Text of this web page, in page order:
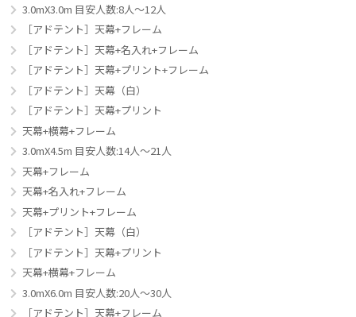
3.0mX3.0m 目安人数:8人～12人
［アドテント］天幕+フレーム
［アドテント］天幕+名入れ+フレーム
［アドテント］天幕+プリント+フレーム
［アドテント］天幕（白）
［アドテント］天幕+プリント
天幕+横幕+フレーム
3.0mX4.5m 目安人数:14人～21人
天幕+フレーム
天幕+名入れ+フレーム
天幕+プリント+フレーム
［アドテント］天幕（白）
［アドテント］天幕+プリント
天幕+横幕+フレーム
3.0mX6.0m 目安人数:20人～30人
［アドテント］天幕+フレーム